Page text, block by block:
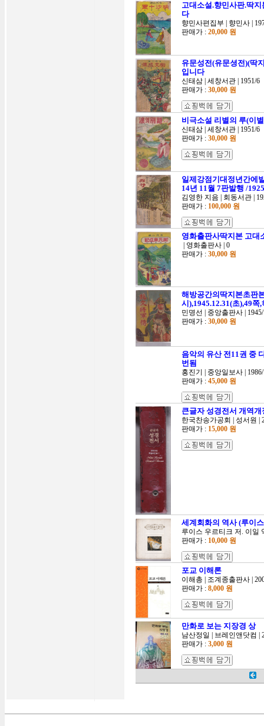
고대소설.향민사판.딱
다
향민사편집부 | 향민사 |
판매가 : 20,000 원
유문성전(유문셩전)(딱
입니다
신태삼 | 세창서관 | 1951/6
판매가 : 30,000 원
비극소설 리별의 루(이
신태삼 | 세창서관 | 1951/6
판매가 : 30,000 원
일제강점기대정년간에
14년 11월 7판발행 /
김영한 지음 | 회동서관 |
판매가 : 100,000 원
영화출판사딱지본 고대
| 영화출판사 | 0
판매가 : 30,000 원
해방공간의딱지본초판
시),1945.12.31(초),49쪽
민명선 | 중앙출판사 |
판매가 : 30,000 원
음악의 유산 전11권 중
번됨
홍진기 | 중앙일보사 |
판매가 : 45,000 원
큰글자 성경전서 개역
한국찬송가공회 | 성서원 |
판매가 : 15,000 원
세계회화의 역사 (루이
루이스 우르티크 저. 이일
판매가 : 10,000 원
포교 이해론
이해총 | 조계종출판사 |
판매가 : 8,000 원
만화로 보는 지장경 상
남산정일 | 브레인앤닷컴 |
판매가 : 3,000 원